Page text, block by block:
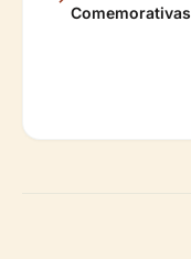
Comemorativas